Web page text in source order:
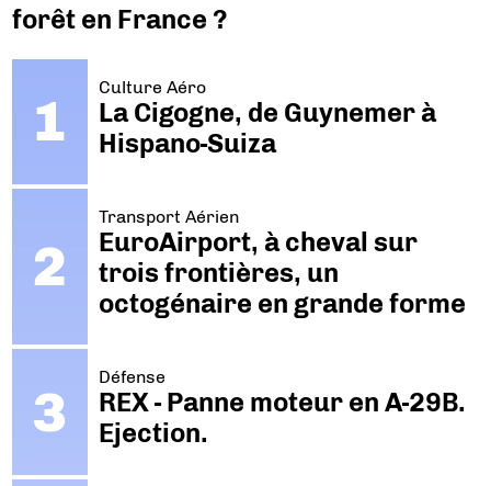
forêt en France ?
Culture Aéro
La Cigogne, de Guynemer à
Hispano-Suiza
Transport Aérien
EuroAirport, à cheval sur
trois frontières, un
octogénaire en grande forme
Défense
REX - Panne moteur en A-29B.
Ejection.